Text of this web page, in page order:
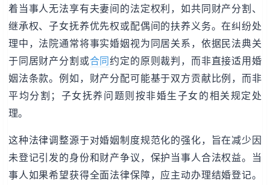
着当事人无法享有夫妻间的法定权利，如共同财产分割、
继承权、子女抚养优先权或配偶间的扶养义务。在纠纷处
理中，法院通常将事实婚姻视为同居关系，依据民法典关
于同居财产分割或合同约定的原则裁判，而非直接适用婚
姻法条款。例如，财产分配可能基于双方贡献比例，而非
平均分割；子女抚养问题则按非婚生子女的相关规定处
理。
这种法律调整源于对婚姻制度规范化的强化，旨在减少因
未登记引发的身份和财产争议，保护当事人合法权益。当
事人如果希望获得全面法律保障，应主动办理结婚登记。